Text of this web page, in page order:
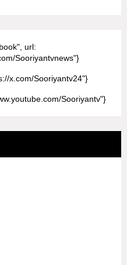
url:
Sooriyantvnews"}
x.com/Sooriyantv24"}
Sooriyantv"}